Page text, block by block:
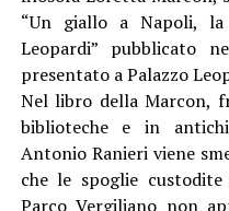
“Un giallo a Napoli,
Leopardi” pubblicato
presentato a Palazzo
Nel libro della Marcon,
biblioteche e in
Antonio Ranieri viene
che le spoglie
Parco Vergiliano non